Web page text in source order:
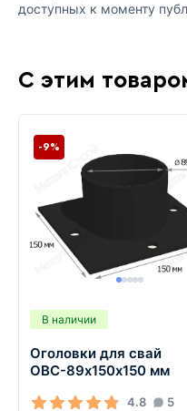
доступных к моменту
С этим
В наличии
Оголовки для свай
ОВС-89х150х150 мм
4.8 5
-9%